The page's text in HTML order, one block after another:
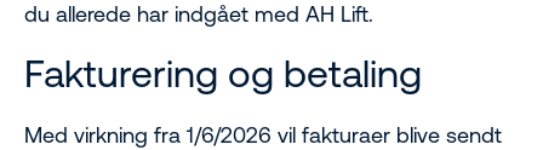
du allerede har indgået med AH Lift.
Fakturering og betaling
Med virkning fra 1/6/2026 vil fakturaer blive sendt